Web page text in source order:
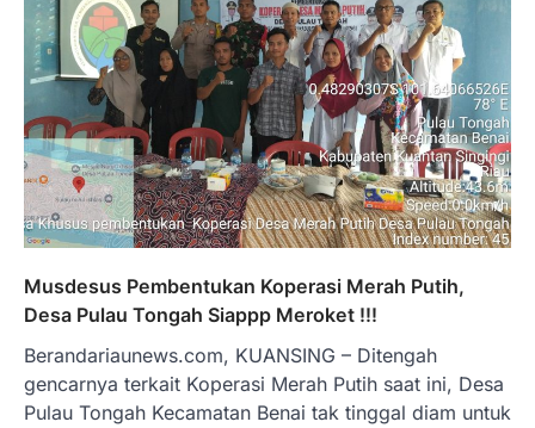
Musdesus Pembentukan Koperasi Merah Putih,
Desa Pulau Tongah Siappp Meroket !!!
Berandariaunews.com, KUANSING – Ditengah
gencarnya terkait Koperasi Merah Putih saat ini, Desa
Pulau Tongah Kecamatan Benai tak tinggal diam untuk